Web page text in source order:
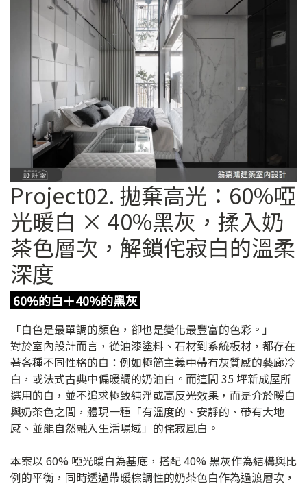
Project02. 拋棄高光：60%啞
光暖白 × 40%黑灰，揉入奶
茶色層次，解鎖侘寂白的溫柔
深度
60%的白＋40%的黑灰
「白色是最單調的顏色，卻也是變化最豐富的色彩。」
對於室內設計而言，從油漆塗料、石材到系統板材，都存在
著各種不同性格的白：例如極簡主義中帶有灰質感的藝廊冷
白，或法式古典中偏暖調的奶油白。而這間 35 坪新成屋所
選用的白，並不追求極致純淨或高反光效果，而是介於暖白
與奶茶色之間，體現一種「有溫度的、安靜的、帶有大地
感、並能自然融入生活場域」的侘寂風白。
本案以 60% 啞光暖白為基底，搭配 40% 黑灰作為結構與比
例的平衡，同時透過帶暖棕調性的奶茶色白作為過渡層次，